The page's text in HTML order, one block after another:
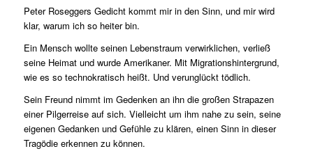
Peter Roseggers Gedicht kommt mir in den Sinn, und mir wird
klar, warum ich so heiter bin.
Ein Mensch wollte seinen Lebenstraum verwirklichen, verließ
seine Heimat und wurde Amerikaner. Mit Migrationshintergrund,
wie es so technokratisch heißt. Und verunglückt tödlich.
Sein Freund nimmt im Gedenken an ihn die großen Strapazen
einer Pilgerreise auf sich. Vielleicht um ihm nahe zu sein, seine
eigenen Gedanken und Gefühle zu klären, einen Sinn in dieser
Tragödie erkennen zu können.